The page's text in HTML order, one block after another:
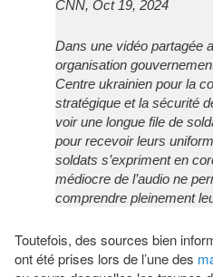
CNN, Oct 19, 2024
Dans une vidéo partagée
organisation
Centre ukrainien pour la
stratégique et la sécurité
voir une longue file de
pour recevoir leurs
soldats s’expriment en
médiocre de l’audio ne
comprendre pleinement
Toutefois, des sources bien
ont été prises lors de l’une des